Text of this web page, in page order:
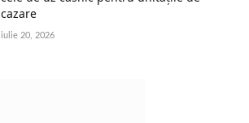
cazare
iulie 20, 2026